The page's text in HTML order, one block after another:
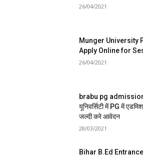
26/04/2021
Munger University
Apply Online for
26/04/2021
brabu pg admission
यूनिवर्सिटी में PG में
जल्दी करे आवेदन
28/03/2021
Bihar B.Ed